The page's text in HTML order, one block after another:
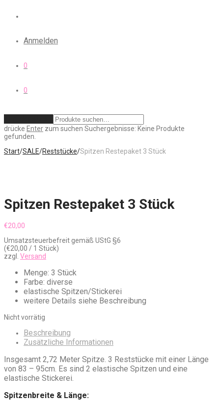
Anmelden
0
0
drücke Enter zum suchen Suchergebnisse: Keine Produkte
gefunden.
Start/SALE/Reststücke/Spitzen Restepaket 3 Stück
Spitzen Restepaket 3 Stück
€20,00
Umsatzsteuerbefreit gemäß UStG §6
(€20,00 / 1 Stück)
zzgl. Versand
Menge: 3 Stück
Farbe: diverse
elastische Spitzen/Stickerei
weitere Details siehe Beschreibung
Nicht vorrätig
Beschreibung
Zusätzliche Informationen
Insgesamt 2,72 Meter Spitze. 3 Reststücke mit einer Länge
von 83 – 95cm. Es sind 2 elastische Spitzen und eine
elastische Stickerei.
Spitzenbreite & Länge: